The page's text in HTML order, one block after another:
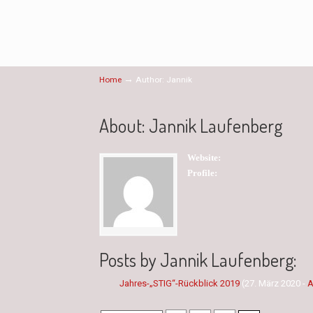
Home → Author: Jannik
About: Jannik Laufenberg
Website:
Profile:
Posts by Jannik Laufenberg:
Jahres-„STIG“-Rückblick 2019 (27. März 2020 -